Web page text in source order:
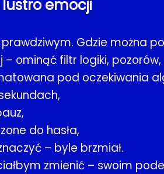
lustro emocji
Gdzie można
– ominąć filtr logiki,
pod oczekiwania
do hasła,
– byle brzmiał.
zmienić – swoim